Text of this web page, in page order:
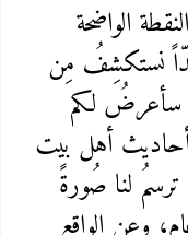
الواضحة
نستكشِفُ مِن
سأعرضُ لكم
أهل بيت
لنا صُورةً